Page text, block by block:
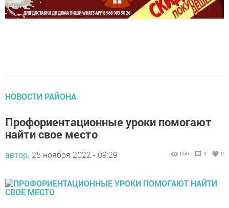
НОВОСТИ РАЙОНА
Профориентационные уроки помогают
найти свое место
автор, 25 ноября 2022 - 09:29